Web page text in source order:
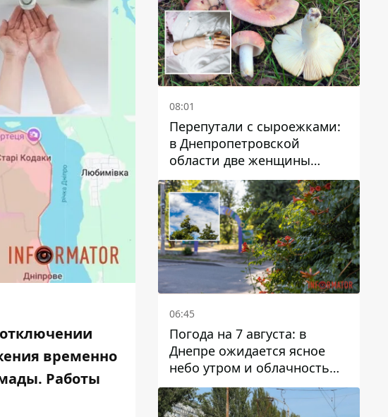
временно
Работы
08:01
Перепутали с сыроежками:
в Днепропетровской
области две женщины
отравились грибами
06:45
Погода на 7 августа: в
Днепре ожидается ясное
небо утром и облачность
после обеда